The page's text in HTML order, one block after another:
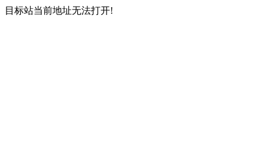
目标站当前地址无法打开!